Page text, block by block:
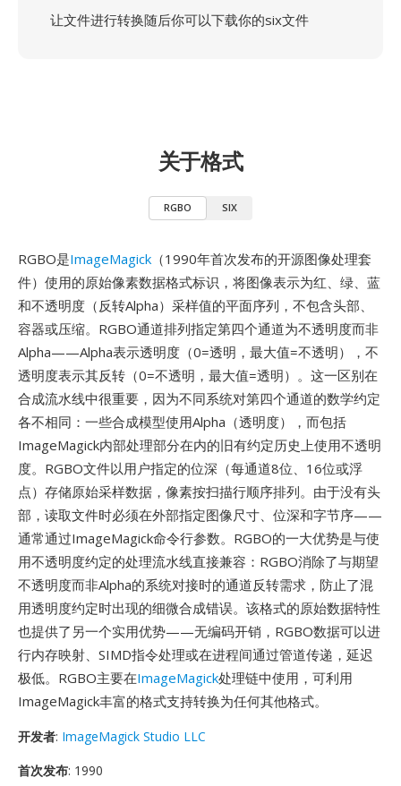
让文件进行转换随后你可以下载你的six文件
关于格式
RGBO SIX
RGBO是ImageMagick （1990年首次发布的开源图像处理套
件）使用的原始像素数据格式标识，将图像表示为红、绿、蓝
和不透明度（反转Alpha）采样值的平面序列，不包含头部、
容器或压缩。RGBO通道排列指定第四个通道为不透明度而非
Alpha——Alpha表示透明度（0=透明，最大值=不透明），不
透明度表示其反转（0=不透明，最大值=透明）。这一区别在
合成流水线中很重要，因为不同系统对第四个通道的数学约定
各不相同：一些合成模型使用Alpha（透明度），而包括
ImageMagick内部处理部分在内的旧有约定历史上使用不透明
度。RGBO文件以用户指定的位深（每通道8位、16位或浮
点）存储原始采样数据，像素按扫描行顺序排列。由于没有头
部，读取文件时必须在外部指定图像尺寸、位深和字节序——
通常通过ImageMagick命令行参数。RGBO的一大优势是与使
用不透明度约定的处理流水线直接兼容：RGBO消除了与期望
不透明度而非Alpha的系统对接时的通道反转需求，防止了混
用透明度约定时出现的细微合成错误。该格式的原始数据特性
也提供了另一个实用优势——无编码开销，RGBO数据可以进
行内存映射、SIMD指令处理或在进程间通过管道传递，延迟
极低。RGBO主要在ImageMagick处理链中使用，可利用
ImageMagick丰富的格式支持转换为任何其他格式。
开发者: ImageMagick Studio LLC
首次发布: 1990